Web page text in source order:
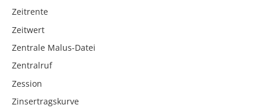
Zeitrente
Zeitwert
Zentrale Malus-Datei
Zentralruf
Zession
Zinsertragskurve